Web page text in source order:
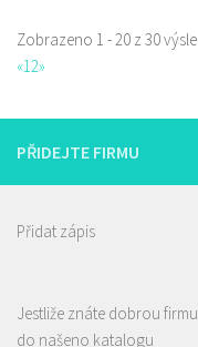
Pizza Lípa
Zobrazeno 1 - 20 z 30
«12»
PŘIDEJTE FIRMU
Přidat zápis
Jestliže znáte dobrou
do našeno katalogu